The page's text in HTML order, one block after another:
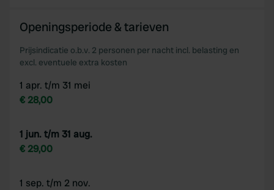
Openingsperiode & tarieven
Prijsindicatie o.b.v. 2 personen per nacht incl. belasting en
excl. eventuele extra kosten
1 apr. t/m 31 mei
€ 28,00
1 jun. t/m 31 aug.
€ 29,00
1 sep. t/m 2 nov.